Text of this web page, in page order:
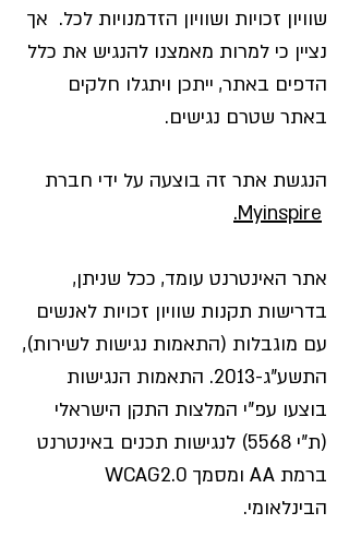
שוויון זכויות ושוויון הזדמנויות לכל. אך
נציין כי למרות מאמצנו להנגיש את כלל
הדפים באתר, ייתכן ויתגלו חלקים
באתר שטרם נגישים.
הנגשת אתר זה בוצעה על ידי חברת
Myinspire.
אתר האינטרנט עומד, ככל שניתן,
בדרישות תקנות שוויון זכויות לאנשים
עם מוגבלות (התאמות נגישות לשירות),
התשע"ג-2013. התאמות הנגישות
בוצעו עפ"י המלצות התקן הישראלי
(ת"י 5568) לנגישות תכנים באינטרנט
ברמת AA ומסמך WCAG2.0
הבינלאומי.